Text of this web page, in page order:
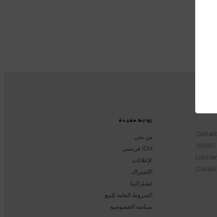
روابط مفيدة
من نحن
IDM فرنسي
الإعلانات
الاشتراك
انضمّ إلينا
الشروط العامة للبيع
سياسة الخصوصية